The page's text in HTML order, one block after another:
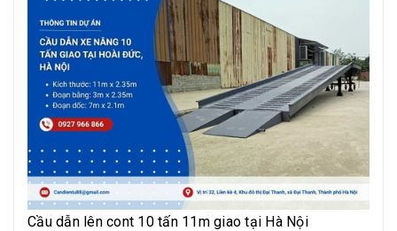
Cầu dẫn lên cont 10 tấn 11m giao tại Hà Nội